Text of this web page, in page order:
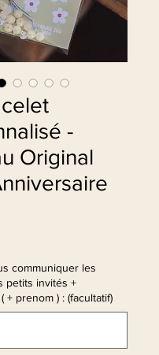
-
Original
communiquer les
petits invités +
+ prenom ) : (facultatif)